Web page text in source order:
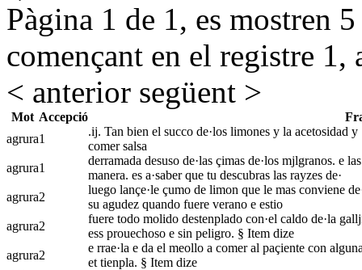
Pàgina 1 de 1, es mostren
començant en el registre 1,
< anterior següent >
Mot Accepció
agrura1
.ij. Tan bien el succo de·los limones y la acetosidad
comer salsa
agrura1
derramada desuso de·las çimas de·los mjlgranos. e
manera. es a·saber que tu descubras las rayzes de·
agrura2
luego lançe·le çumo de limon que le mas conviene
su agudez quando fuere verano e estio
agrura2
fuere todo molido destenplado con·el caldo de·la
ess prouechoso e sin peligro. § Item dize
agrura2
e rrae·la e da el meollo a comer al paçiente con
et tienpla. § Item dize